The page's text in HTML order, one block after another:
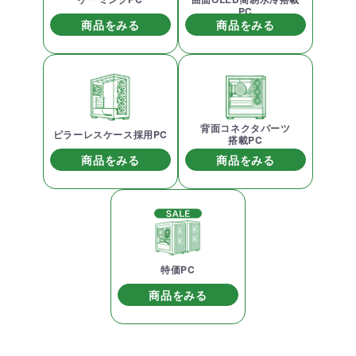
商品をみる
PC
商品をみる
ピラーレスケース採用PC
商品をみる
背面コネクタパーツ
搭載PC
商品をみる
特価PC
商品をみる